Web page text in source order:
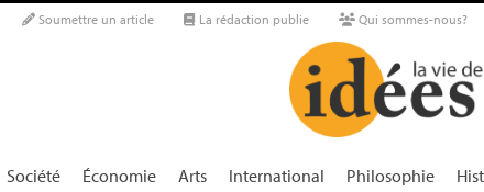
Soumettre un article La rédaction publie Qui sommes-nous?
Société Économie Arts International Philosophie